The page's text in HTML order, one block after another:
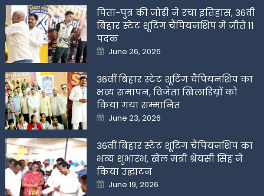
पिता-पुत्र की जोड़ी ने रचा इतिहास, 36वीं
बिहार स्टेट शूटिंग चैंपियनशिप में जीते 11
पदक
Posted
on
June 26, 2026
36वीं बिहार स्टेट शूटिंग चैंपियनशिप का
भव्य समापन, विजेता खिलाडिय़ों को
किया गया सम्मानित
Posted
on
June 23, 2026
36वीं बिहार स्टेट शूटिंग चैंपियनशिप का
भव्य शुभारंभ, खेल मंत्री श्रेयसी सिंह ने
किया उद्घाटन
Posted
on
June 19, 2026